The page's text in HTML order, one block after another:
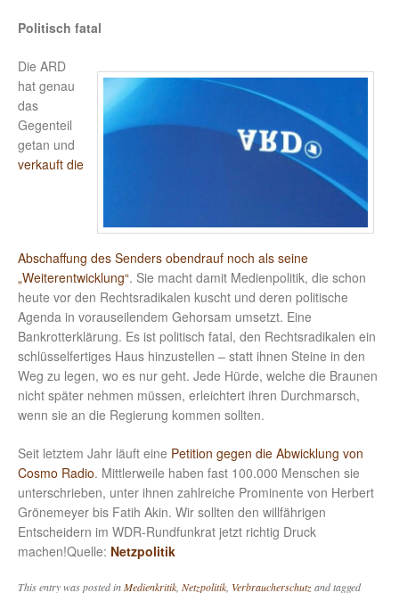
Politisch fatal
Die ARD
hat genau
das
Gegenteil
getan und
verkauft die
Abschaffung des Senders obendrauf noch als seine
„Weiterentwicklung“. Sie macht damit Medienpolitik, die schon
heute vor den Rechtsradikalen kuscht und deren politische
Agenda in vorauseilendem Gehorsam umsetzt. Eine
Bankrotterklärung. Es ist politisch fatal, den Rechtsradikalen ein
schlüsselfertiges Haus hinzustellen – statt ihnen Steine in den
Weg zu legen, wo es nur geht. Jede Hürde, welche die Braunen
nicht später nehmen müssen, erleichtert ihren Durchmarsch,
wenn sie an die Regierung kommen sollten.
Seit letztem Jahr läuft eine Petition gegen die Abwicklung von
Cosmo Radio. Mittlerweile haben fast 100.000 Menschen sie
unterschrieben, unter ihnen zahlreiche Prominente von Herbert
Grönemeyer bis Fatih Akin. Wir sollten den willfährigen
Entscheidern im WDR-Rundfunkrat jetzt richtig Druck
machen!Quelle: Netzpolitik
This entry was posted inMedienkritik, Netzpolitik, Verbraucherschutzand tagged